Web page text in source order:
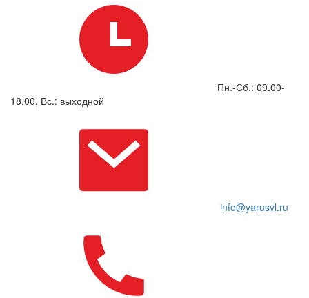
Пн.-Сб.: 09.00-
18.00, Вс.: выходной
info@yarusvl.ru